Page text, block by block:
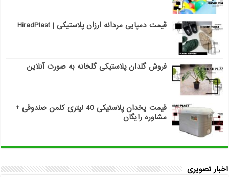
قیمت دمپایی مردانه ارزان پلاستیکی | HiradPlast
فروش گلدان پلاستیکی گلخانه به صورت آنلاین
قیمت یخدان پلاستیکی 40 لیتری کلمن صندوقی +
مشاوره رایگان
اخبار تصویری